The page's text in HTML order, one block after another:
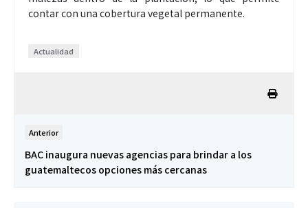
contar con una cobertura vegetal permanente.
Actualidad
Anterior
BAC inaugura nuevas agencias para brindar a los
guatemaltecos opciones más cercanas